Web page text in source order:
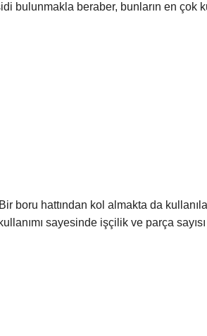
bulunmakla beraber, bunların en çok
boru hattından kol almakta da
sayesinde işçilik ve parça